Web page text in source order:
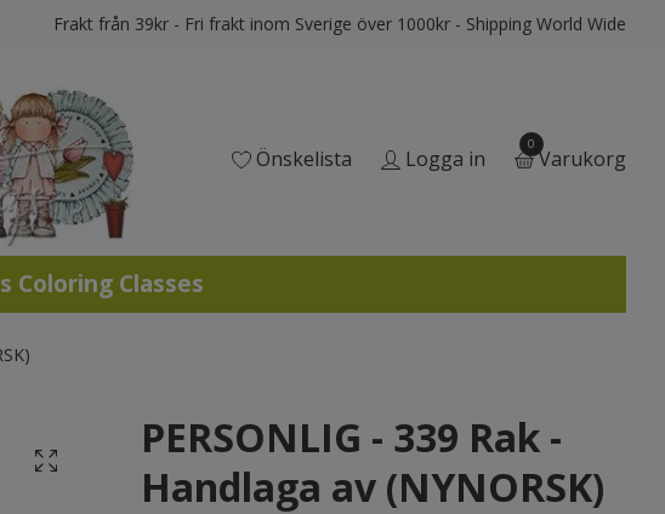
Frakt från 39kr - Fri frakt inom Sverige över 1000kr - Shipping World Wide
Önskelista Logga in
0
Varukorg
Coloring Classes
PERSONLIG - 339 Rak -
Handlaga av (NYNORSK)